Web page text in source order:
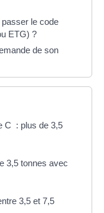
le code
ETG) ?
de son
C : plus de 3,5
3,5 tonnes avec
3,5 et 7,5